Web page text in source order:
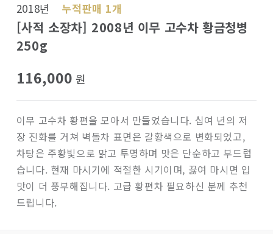
2018년 누적판매 1개
[사적 소장차] 2008년 이무 고수차 황금청병
250g
116,000 원
이무 고수차 황편을 모아서 만들었습니다. 십여 년의 저
장 진화를 거쳐 벽돌차 표면은 갈황색으로 변화되었고,
차탕은 주황빛으로 맑고 투명하며 맛은 단순하고 부드럽
습니다. 현재 마시기에 적절한 시기이며, 끓여 마시면 입
맛이 더 풍부해집니다. 고급 황편차 필요하신 분께 추천
드립니다.